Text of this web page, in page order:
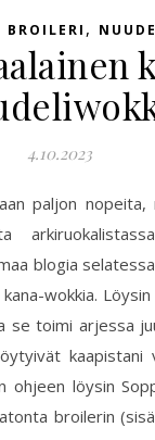
BROILERI ,
4.10.2023
paljon nopeita,
blogia
wokkia.
se toimi arjessa
kaapistani
ohjeen löysin
broilerin